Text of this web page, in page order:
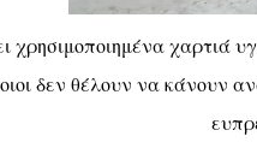
χρησιμοποιημένα χαρτιά
δεν θέλουν να κάνουν